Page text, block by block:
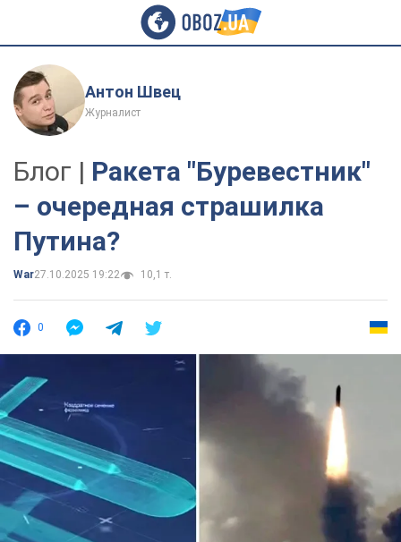
Антон Швец
Журналист
Блог | Ракета "Буревестник"
– очередная страшилка
Путина?
War27.10.2025 19:22 10,1 т.
0